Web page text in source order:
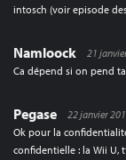
intosch (voir episode
Namloock
21
Ca dépend si on pend
Pegase
22 janvier
Ok pour la
confidentielle : la Wii U,